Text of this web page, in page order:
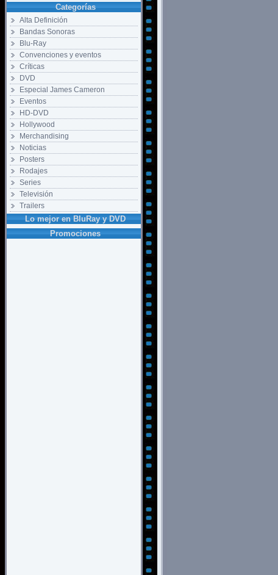
Categorías
Alta Definición
Bandas Sonoras
Blu-Ray
Convenciones y eventos
Críticas
DVD
Especial James Cameron
Eventos
HD-DVD
Hollywood
Merchandising
Noticias
Posters
Rodajes
Series
Televisión
Trailers
Lo mejor en BluRay y DVD
Promociones